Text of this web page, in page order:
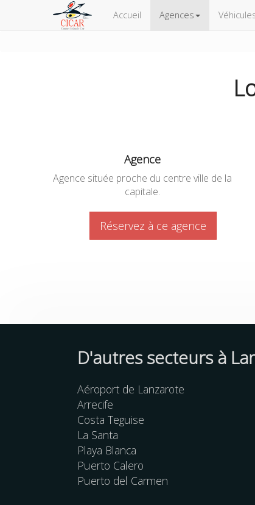
Accueil Agences
Agence
Agence située proche du centre ville de la
capitale.
Réservez à ce agence
D'autressecteursà
Aéroport de Lanzarote
Arrecife
Costa Teguise
La Santa
Playa Blanca
Puerto Calero
Puerto del Carmen